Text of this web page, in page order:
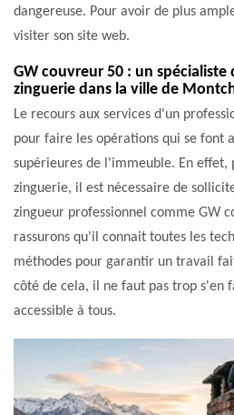
dangereuse. Pour avoir de plus
visiter son site web.
GW couvreur 50 : un spécialiste
zinguerie dans la ville de
Le recours aux services d'un
pour faire les opérations qui se font
supérieures de l'immeuble. En effet,
zinguerie, il est nécessaire de
zingueur professionnel comme GW
rassurons qu'il connait toutes les
méthodes pour garantir un travail
côté de cela, il ne faut pas trop s'en
accessible à tous.